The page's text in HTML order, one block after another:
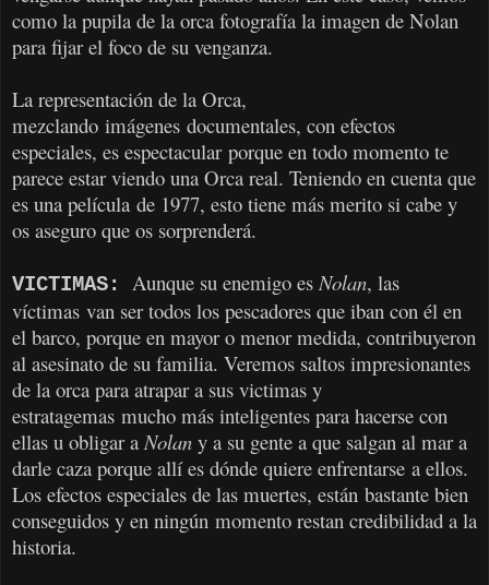
como la pupila de la orca fotografía la imagen de Nolan
para fijar el foco de su venganza.
La representación de la Orca,
mezclando imágenes documentales, con efectos
especiales, es espectacular porque en todo momento te
parece estar viendo una Orca real. Teniendo en cuenta que
es una película de 1977, esto tiene más merito si cabe y
os aseguro que os sorprenderá.
VICTIMAS: Aunque su enemigo es Nolan, las
víctimas van ser todos los pescadores que iban con él en
el barco, porque en mayor o menor medida, contribuyeron
al asesinato de su familia. Veremos saltos impresionantes
de la orca para atrapar a sus victimas y
estratagemas mucho más inteligentes para hacerse con
ellas u obligar a Nolan y a su gente a que salgan al mar a
darle caza porque allí es dónde quiere enfrentarse a ellos.
Los efectos especiales de las muertes, están bastante bien
conseguidos y en ningún momento restan credibilidad a la
historia.